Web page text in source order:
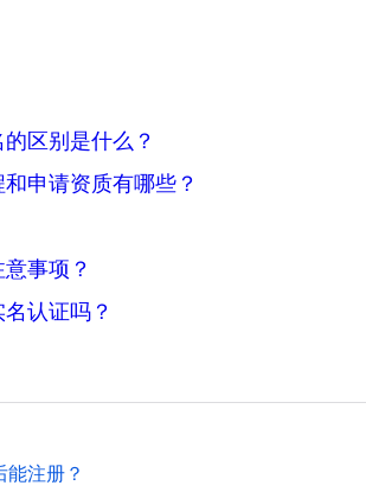
区别是什么？
申请资质有哪些？
事项？
认证吗？
能注册？